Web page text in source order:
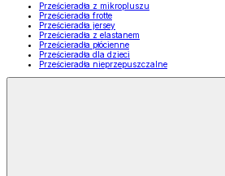
Prześcieradła z mikropluszu
Prześcieradła frotte
Prześcieradła jersey
Prześcieradła z elastanem
Prześcieradła płócienne
Prześcieradła dla dzieci
Prześcieradła nieprzepuszczalne